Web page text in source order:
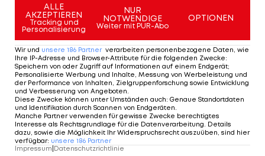
Bilanzfälschung während der Corona-
Pandemie
Ex-Geschäftsführer Fabio Paratici erhielt gar eine
Sperre für 30 Monate. Das Gericht wird
beantragen, dass die Sperren auch auf
europäische und internationale Wettbewerbe
ausgeweitet wird. Das könnte vor allem Paratici
treffen, der seit 2021 Sportdirektor beiTottenham
Hotspurin England ist. Agnelli und Nedved waren
ALLE
AKZEPTIEREN
Tracking und
Personalisierung
NUR
NOTWENDIGE
Weiter mit PUR-Abo
OPTIONEN
Wir und unsere 186 Partner verarbeiten personenbezogene Daten, wie
Ihre IP-Adresse und Browser-Attribute für die folgenden Zwecke:
Speichern von oder Zugriff auf Informationen auf einem Endgerät;
Personalisierte Werbung und Inhalte, Messung von Werbeleistung und
der Performance von Inhalten, Zielgruppenforschung sowie Entwicklung
und Verbesserung von Angeboten
Diese Zwecke können unter Umständen auch: Genaue Standortdaten
und Identifikation durch Scannen von Endgeräten
Manche Partner verwenden für gewisse Zwecke berechtigtes
Interesse als Rechtsgrundlage für die Datenverarbeitung. Details
dazu, sowie die Möglichkeit Ihr Widerspruchsrecht auszuüben, sind hier
verfügbar: unsere 186 Partner
Impressum|Datenschutzrichtlinie